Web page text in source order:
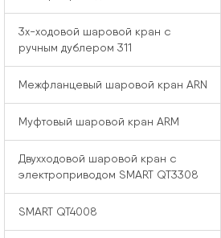
3x-ходовой шаровой кран с
ручным дублером 311
Межфланцевый шаровой кран ARN
Муфтовый шаровой кран ARM
Двухходовой шаровой кран с
электроприводом SMART QT3308
SMART QT4008